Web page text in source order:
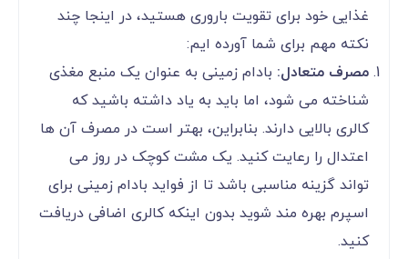
غذایی خود برای تقویت باروری هستید، در اینجا چند
نکته مهم برای شما آورده ‌ایم:
مصرف متعادل: بادام زمینی به عنوان یک منبع مغذی
شناخته می‌ شود، اما باید به یاد داشته باشید که
کالری بالایی دارند. بنابراین، بهتر است در مصرف آن ‌ها
اعتدال را رعایت کنید. یک مشت کوچک در روز می‌
تواند گزینه مناسبی باشد تا از فواید بادام زمینی برای
اسپرم بهره مند شوید بدون اینکه کالری اضافی دریافت
کنید.